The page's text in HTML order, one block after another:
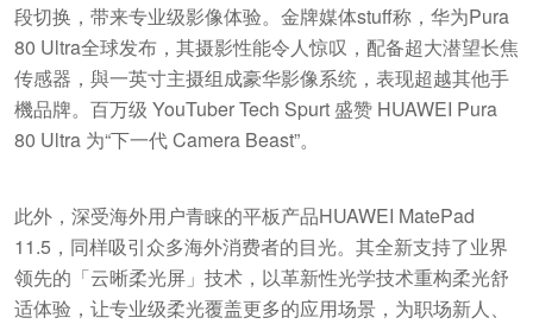
段切换，带来专业级影像体验。金牌媒体stuff称，华为Pura
80 Ultra全球发布，其摄影性能令人惊叹，配备超大潜望长焦
传感器，與一英寸主摄组成豪华影像系统，表现超越其他手
機品牌。百万级 YouTuber Tech Spurt 盛赞 HUAWEI Pura
80 Ultra 为“下一代 Camera Beast”。
此外，深受海外用户青睐的平板产品HUAWEI MatePad
11.5，同样吸引众多海外消费者的目光。其全新支持了业界
领先的「云晰柔光屏」技术，以革新性光学技术重构柔光舒
适体验，让专业级柔光覆盖更多的应用场景，为职场新人、